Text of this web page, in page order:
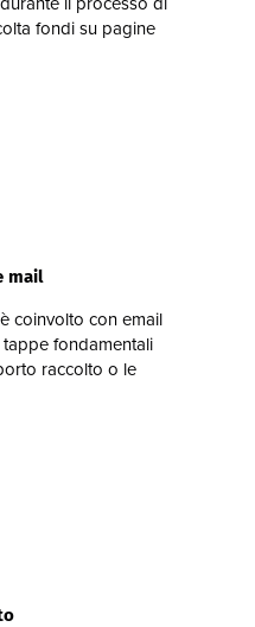
fondi su pagine
mail
coinvolto con email
fondamentali
raccolto o le